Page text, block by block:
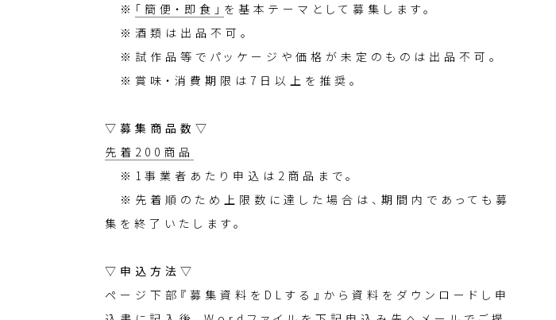
※ 「簡便・即食」 を基本テーマとして募集します。
※酒類は出品不可。
※試作品等でパッケージや価格が未定のものは出品不可。
※賞味・消費期限は7日以上を推奨。
▽募集商品数▽
先着200商品
※1事業者あたり申込は2商品まで。
※先着順のため上限数に達した場合は、期間内であっても募
集を終了いたします。
▽申込方法▽
ページ下部『募集資料をDLする』から資料をダウンロードし申